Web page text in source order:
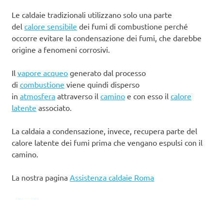
Le caldaie tradizionali utilizzano solo una parte
del calore sensibile dei fumi di combustione perché
occorre evitare la condensazione dei fumi, che darebbe
origine a fenomeni corrosivi.
Il vapore acqueo generato dal processo
di combustione viene quindi disperso
in atmosfera attraverso il camino e con esso il calore
latente associato.
La caldaia a condensazione, invece, recupera parte del
calore latente dei fumi prima che vengano espulsi con il
camino.
La nostra pagina Assistenza caldaie Roma